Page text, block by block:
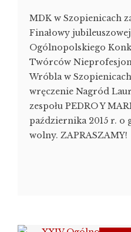
MDK w Szopienicach
Finałowy
Ogólnopolskiego
Twórców
Wróbla w
wręczenie Nagród
zespołu PEDRO Y
października 2015 r. o
wolny. ZAPRASZAMY!